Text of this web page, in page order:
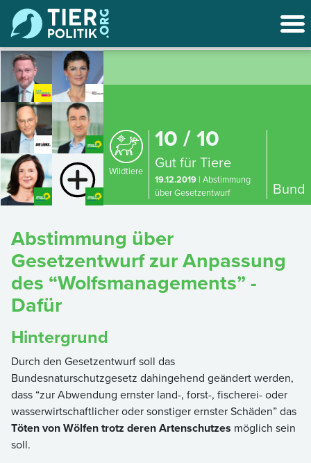
Wildtiere
10 / 10
Gut für Tiere
19.12.2019 | Abstimmung
über Gesetzentwurf
Bund
Abstimmung über
Gesetzentwurf zur Anpassung
des “Wolfsmanagements” -
Dafür
Hintergrund
Durch den Gesetzentwurf soll das
Bundesnaturschutzgesetz dahingehend geändert werden,
dass “zur Abwendung ernster land-, forst-, fischerei- oder
wasserwirtschaftlicher oder sonstiger ernster Schäden” das
Töten von Wölfen trotz deren Artenschutzes möglich sein
soll.